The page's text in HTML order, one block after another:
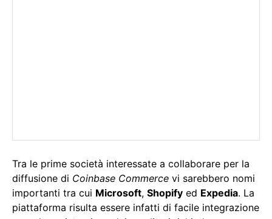
Tra le prime società interessate a collaborare per la
diffusione di Coinbase Commerce vi sarebbero nomi
importanti tra cui Microsoft, Shopify ed Expedia. La
piattaforma risulta essere infatti di facile integrazione